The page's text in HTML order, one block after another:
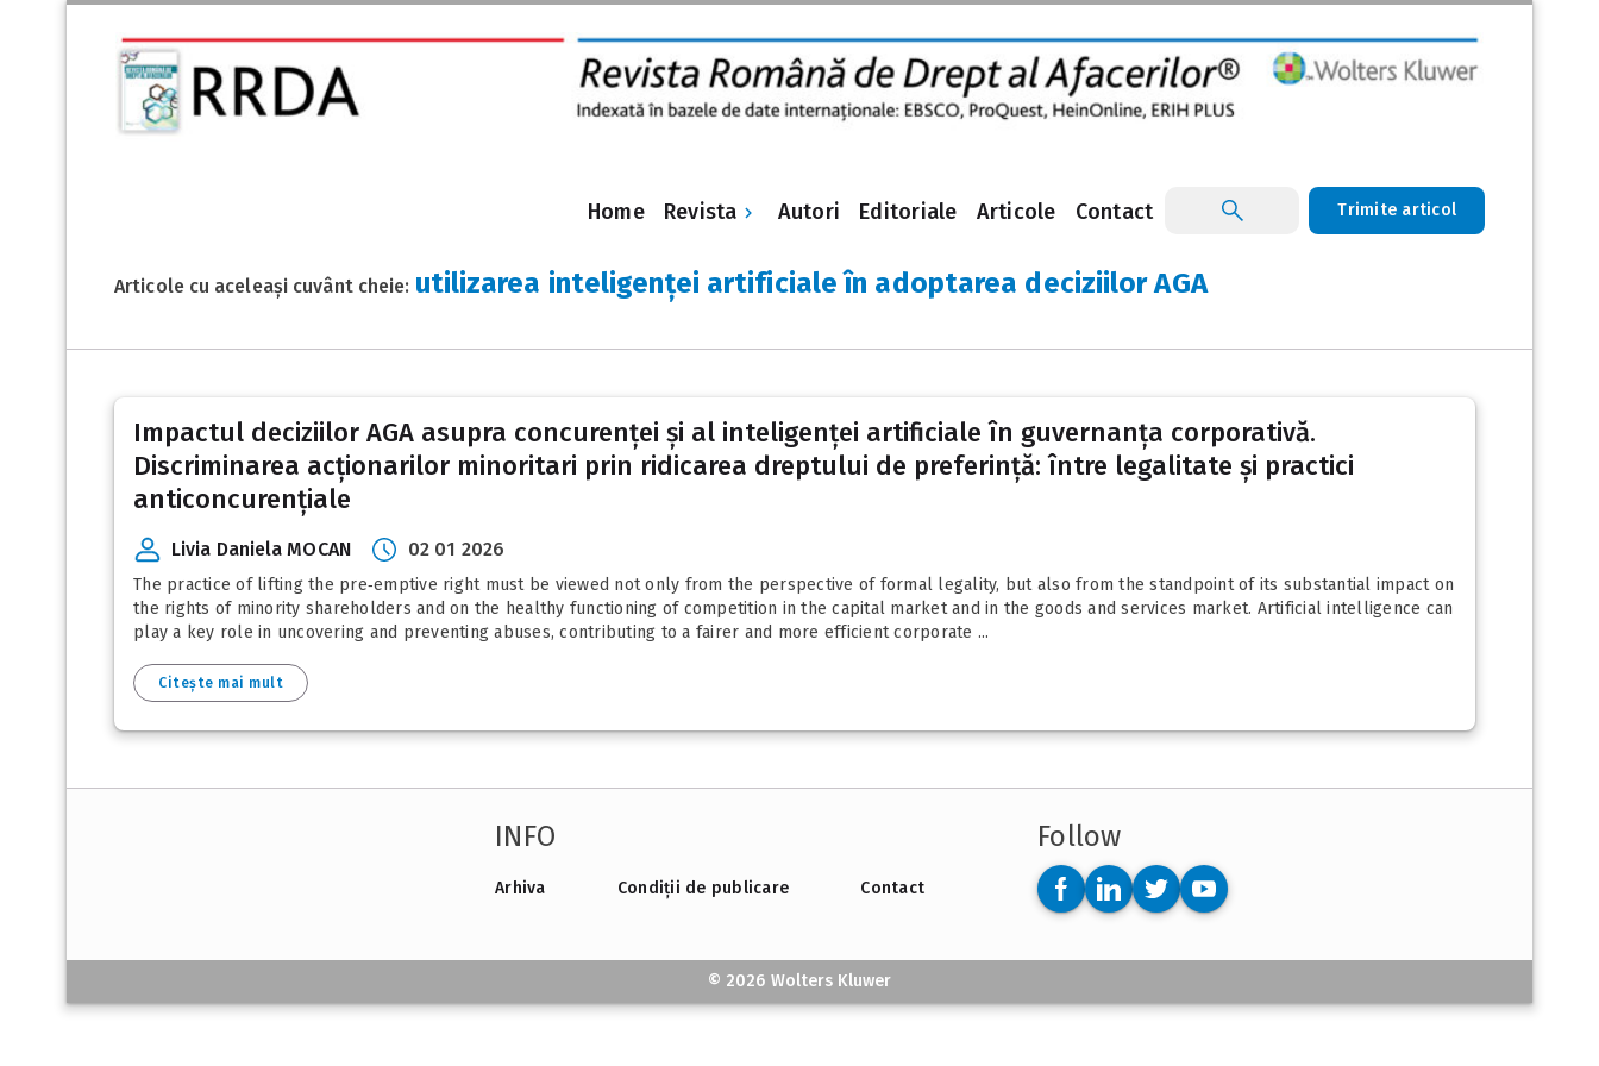
Home Revista Autori Editoriale Articole Contact Trimite articol
Articole cu aceleași cuvânt cheie: utilizarea inteligenței artificiale în adoptarea deciziilor AGA
Impactul deciziilor AGA asupra concurenței și al inteligenței artificiale în guvernanța corporativă.
Discriminarea acționarilor minoritari prin ridicarea dreptului de preferință: între legalitate și practici
anticoncurențiale
Livia Daniela MOCAN 02 01 2026
The practice of lifting the pre‑emptive right must be viewed not only from the perspective of formal legality, but also from the standpoint of its substantial impact on
the rights of minority shareholders and on the healthy functioning of competition in the capital market and in the goods and services market. Artificial intelligence can
play a key role in uncovering and preventing abuses, contributing to a fairer and more efficient corporate ...
Citește mai mult
INFO
Arhiva Condiții de publicare Contact
Follow
© 2026 Wolters Kluwer